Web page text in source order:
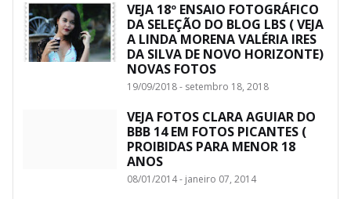
VEJA 18º ENSAIO FOTOGRÁFICO
DA SELEÇÃO DO BLOG LBS ( VEJA
A LINDA MORENA VALÉRIA IRES
DA SILVA DE NOVO HORIZONTE)
NOVAS FOTOS
19/09/2018 - setembro 18, 2018
VEJA FOTOS CLARA AGUIAR DO
BBB 14 EM FOTOS PICANTES (
PROIBIDAS PARA MENOR 18
ANOS
08/01/2014 - janeiro 07, 2014